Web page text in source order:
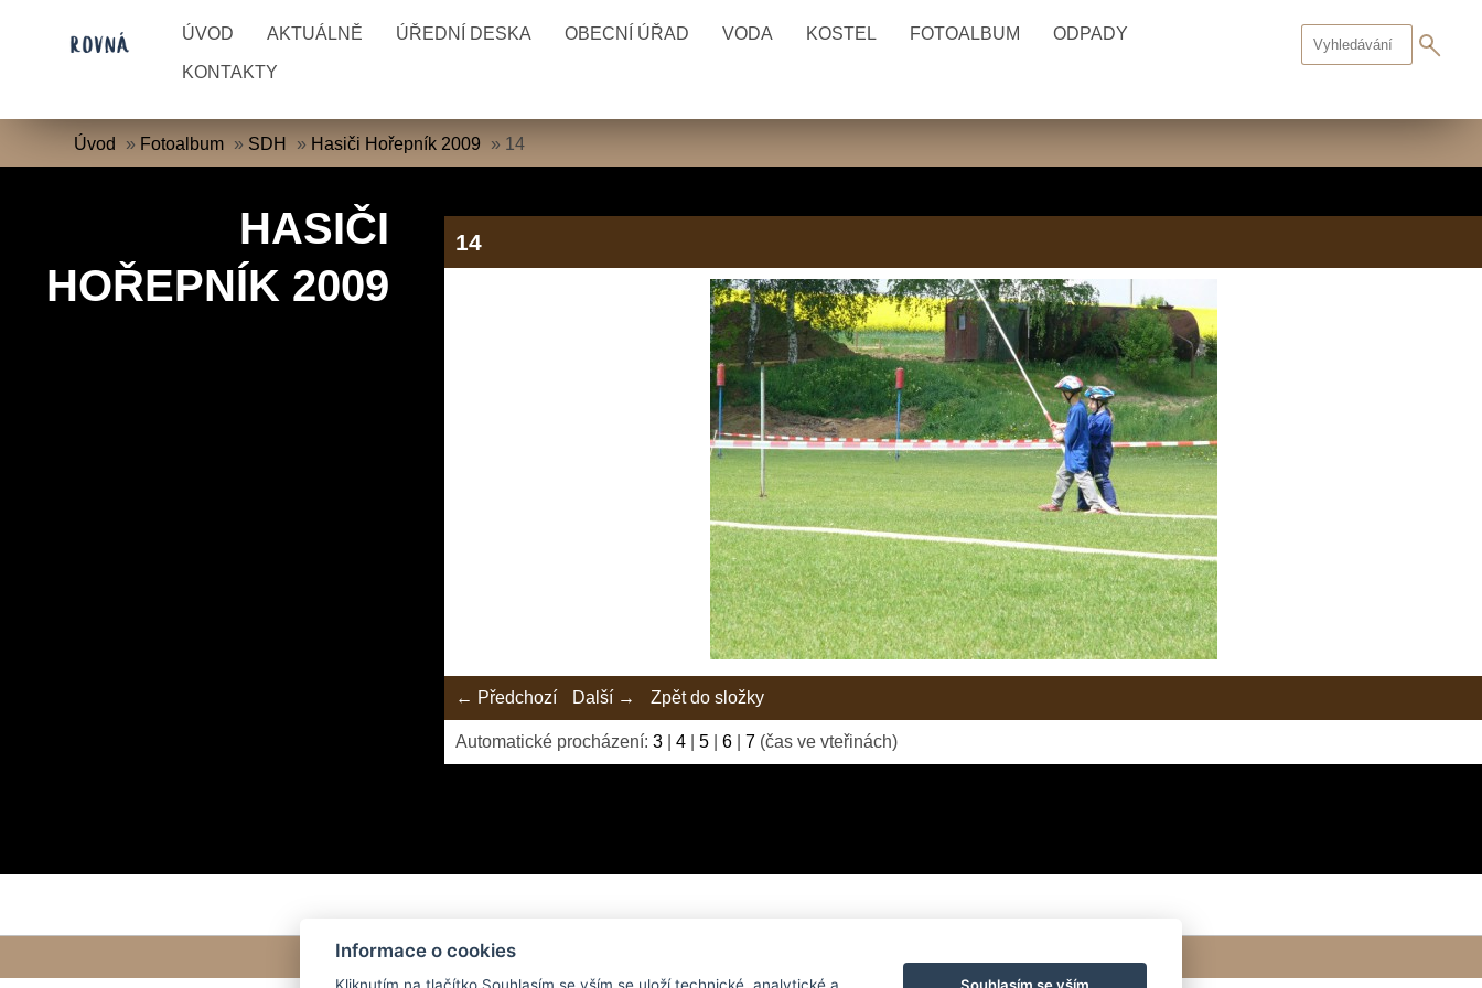
ÚVOD AKTUÁLNĚ ÚŘEDNÍ DESKA OBECNÍ ÚŘAD VODA KOSTEL FOTOALBUM ODPADY
KONTAKTY
Úvod » Fotoalbum » SDH » Hasiči Hořepník 2009 » 14
HASIČI
HOŘEPNÍK 2009
14
← Předchozí Další → Zpět do složky
Automatické procházení:3 |4 |5 |6 |7 (čas ve vteřinách)
Informace o cookies